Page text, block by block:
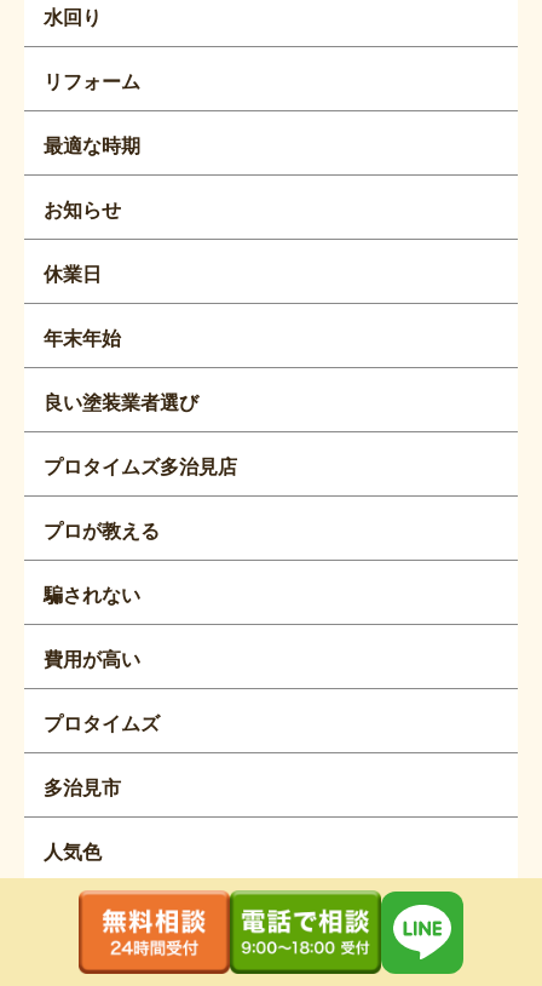
水回り
リフォーム
最適な時期
お知らせ
休業日
年末年始
良い塗装業者選び
プロタイムズ多治見店
プロが教える
騙されない
費用が高い
プロタイムズ
多治見市
人気色
YouTube